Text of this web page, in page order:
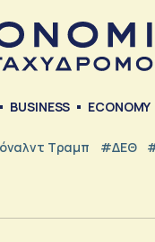
BUSINESS ECONOMY
Τραμπ #ΔΕΘ